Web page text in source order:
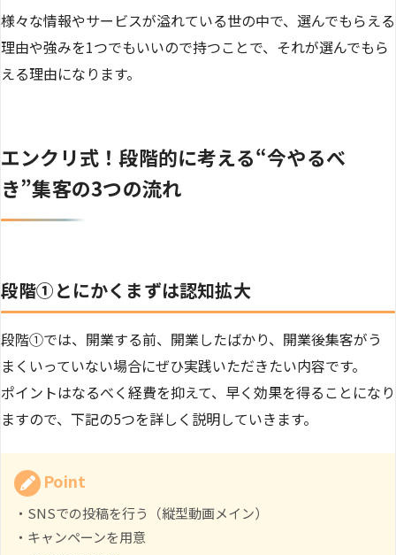
様々な情報やサービスが溢れている世の中で、選んでもらえる
理由や強みを1つでもいいので持つことで、それが選んでもら
える理由になります。
エンクリ式！段階的に考える“今やるべ
き”集客の3つの流れ
段階①とにかくまずは認知拡大
段階①では、開業する前、開業したばかり、開業後集客がう
まくいっていない場合にぜひ実践いただきたい内容です。
ポイントはなるべく経費を抑えて、早く効果を得ることになり
ますので、下記の5つを詳しく説明していきます。
Point
・SNSでの投稿を行う（縦型動画メイン）
・キャンペーンを用意